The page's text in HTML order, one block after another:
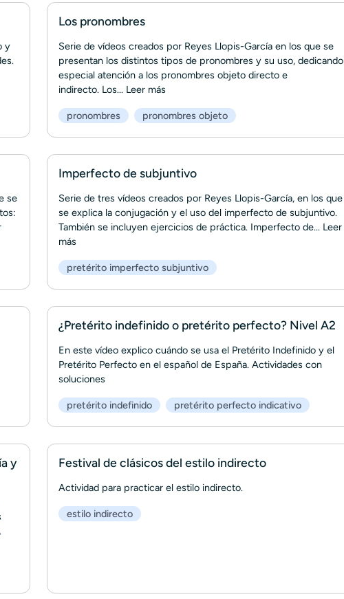
y
Los pronombres
Serie de vídeos creados por Reyes Llopis-García en los que se
presentan los distintos tipos de pronombres y su uso, dedicando
especial atención a los pronombres objeto directo e
indirecto. Los... Leer más
pronombres pronombres objeto
se
Imperfecto de subjuntivo
Serie de tres vídeos creados por Reyes Llopis-García, en los que
se explica la conjugación y el uso del imperfecto de subjuntivo.
También se incluyen ejercicios de práctica. Imperfecto de... Leer
más
pretérito imperfecto subjuntivo
¿Pretérito indefinido o pretérito perfecto? Nivel A2
En este vídeo explico cuándo se usa el Pretérito Indefinido y el
Pretérito Perfecto en el español de España. Actividades con
soluciones
pretérito indefinido pretérito perfecto indicativo
y
Festival de clásicos del estilo indirecto
Actividad para practicar el estilo indirecto.
estilo indirecto